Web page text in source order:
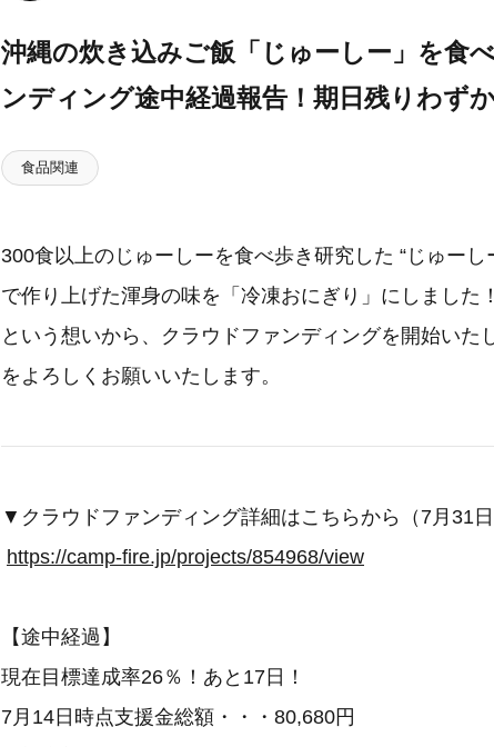
沖縄の炊き込みご飯「じゅーしー」を食
ンディング途中経過報告！期日残りわずか
食品関連
300食以上のじゅーしーを食べ歩き研究した “じゅー
で作り上げた渾身の味を「冷凍おにぎり」にしました
という想いから、クラウドファンディングを開始いた
をよろしくお願いいたします。
▼クラウドファンディング詳細はこちらから（7月31日
https://camp-fire.jp/projects/854968/view
【途中経過】
現在目標達成率26％！あと17日！
7月14日時点支援金総額・・・80,680円